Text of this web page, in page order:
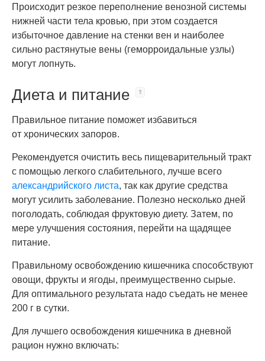
Происходит резкое переполнение венозной системы
нижней части тела кровью, при этом создается
избыточное давление на стенки вен и наиболее
сильно растянутые вены (геморроидальные узлы)
могут лопнуть.
Диета и питание
Правильное питание поможет избавиться
от хронических запоров.
Рекомендуется очистить весь пищеварительный тракт
с помощью легкого слабительного, лучше всего
александрийского листа, так как другие средства
могут усилить заболевание. Полезно несколько дней
поголодать, соблюдая фруктовую диету. Затем, по
мере улучшения состояния, перейти на щадящее
питание.
Правильному освобождению кишечника способствуют
овощи, фрукты и ягоды, преимущественно сырые.
Для оптимального результата надо съедать не менее
200 г в сутки.
Для лучшего освобождения кишечника в дневной
рацион нужно включать: